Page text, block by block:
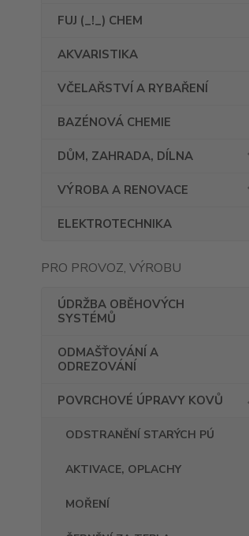
FUJ (_!_) CHEM
AKVARISTIKA
VČELAŘSTVÍ A RYBAŘENÍ
BAZÉNOVÁ CHEMIE
DŮM, ZAHRADA, DÍLNA
VÝROBA A RENOVACE
ELEKTROTECHNIKA
PRO PROVOZ, VÝROBU
ÚDRŽBA OBĚHOVÝCH
SYSTÉMŮ
ODMAŠŤOVÁNÍ A
ODREZOVÁNÍ
POVRCHOVÉ ÚPRAVY KOVŮ
ODSTRANĚNÍ STARÝCH PÚ
AKTIVACE, OPLACHY
MOŘENÍ